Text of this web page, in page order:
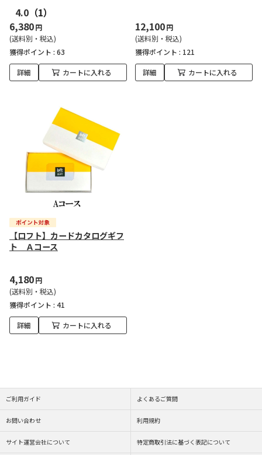
4.0 （1）
6,380円
(送料別・税込)
獲得ポイント : 63
詳細 カートに入れる
12,100円
(送料別・税込)
獲得ポイント : 121
詳細 カートに入れる
【ロフト】カードカタログギフ
ト Ａコース
4,180円
(送料別・税込)
獲得ポイント : 41
詳細 カートに入れる
ご利用ガイド よくあるご質問
お問い合わせ 利用規約
サイト運営会社について 特定商取引法に基づく表記について